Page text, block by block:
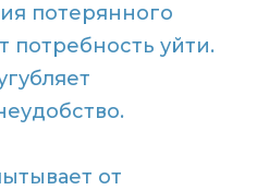
потерянного
потребность уйти.
от